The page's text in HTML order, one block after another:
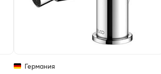
Германия